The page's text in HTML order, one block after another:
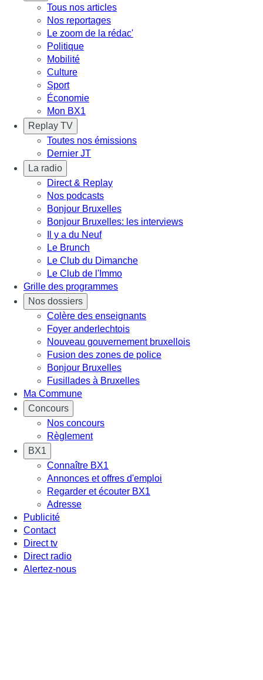
Tous nos articles
Nos reportages
Le zoom de la rédac'
Politique
Mobilité
Culture
Sport
Économie
Mon BX1
Replay TV
Toutes nos émissions
Dernier JT
La radio
Direct & Replay
Nos podcasts
Bonjour Bruxelles
Bonjour Bruxelles: les interviews
Il y a du Neuf
Le Brunch
Le Club du Dimanche
Le Club de l'Immo
Grille des programmes
Nos dossiers
Colère des enseignants
Foyer anderlechtois
Nouveau gouvernement bruxellois
Fusion des zones de police
Bonjour Bruxelles
Fusillades à Bruxelles
Ma Commune
Concours
Nos concours
Règlement
BX1
Connaître BX1
Annonces et offres d'emploi
Regarder et écouter BX1
Adresse
Publicité
Contact
Direct tv
Direct radio
Alertez-nous